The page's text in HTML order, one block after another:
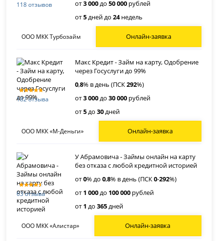
118 отзывов
от3 000до50 000 рублей
от5дней до24недель
ООО МКК Турбозайм Онлайн-заявка
182 отзыва
Макс Кредит - Займ на карту, Одобрение
через Госуслуги до 99%
0,8% в день (ПСК292%)
от3 000до30 000 рублей
от5до30дней
ООО МКК «М-Деньги» Онлайн-заявка
63 отзыва
У Абрамовича - Займы онлайн на карту
без отказа с любой кредитной историей
от0% до0,8% в день (ПСК0-292%)
от 1 000до 100 000 рублей
от 1 до365дней
ООО МКК «Алистар» Онлайн-заявка